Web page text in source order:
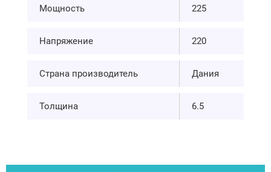
Мощность 225
Напряжение 220
Страна производитель Дания
Толщина 6.5